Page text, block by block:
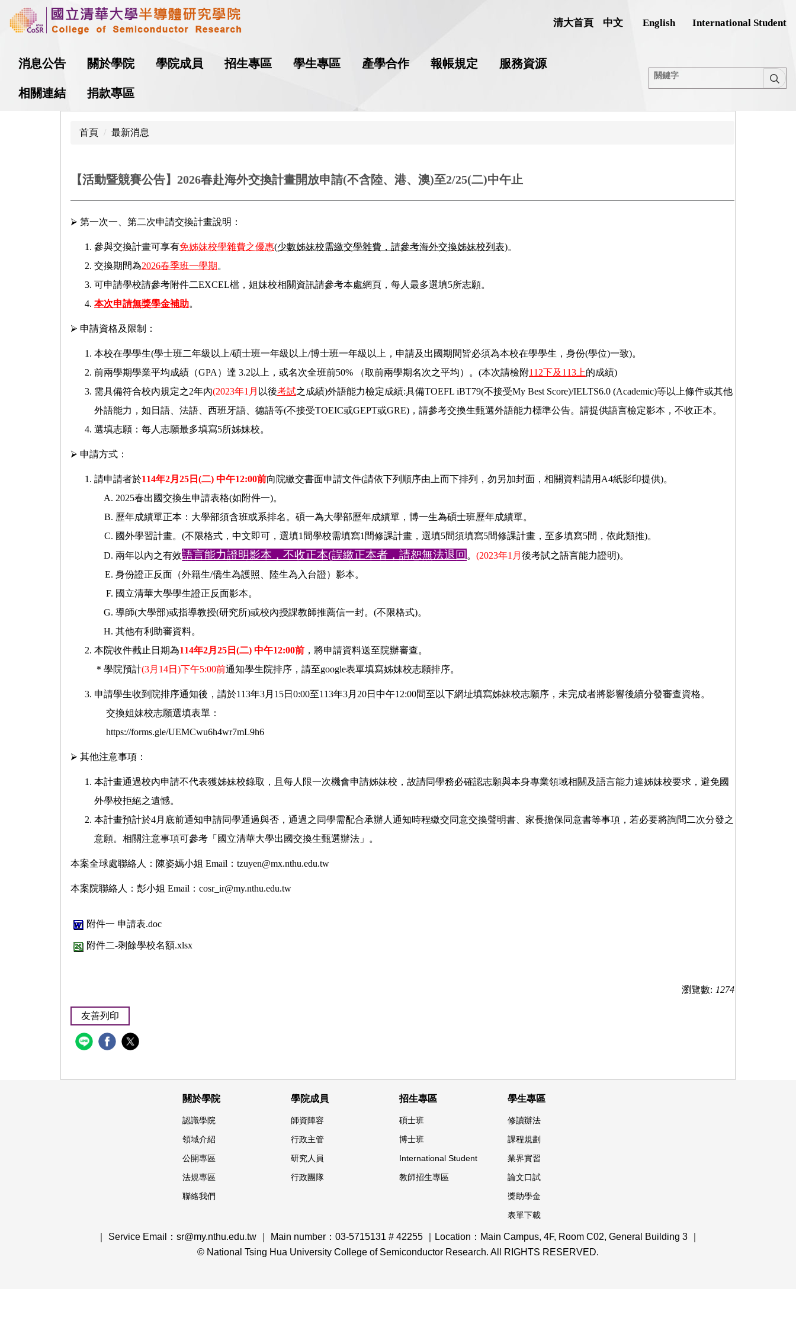
跳
到
清大首頁 中文 English International Student
消息公告 關於學院 學院成員 招生專區 學生專區 產學合作 報帳規定 服務資源
相關連結 捐款專區
首頁 最新消息
【活動暨競賽公告】2026春赴海外交換計畫開放申請(不含陸、港、澳)至2/25(二)中午止
⮚ 第一次一、第二次申請交換計畫說明：
參與交換計畫可享有免姊妹校學雜費之優惠(少數姊妹校需繳交學雜費，請參考海外交換姊妹校列表)。
交換期間為2026春季班一學期 。
可申請學校請參考附件二EXCEL檔，姐妹校相關資訊請參考本處網頁，每人最多選填5所志願。
本次申請無獎學金補助。
⮚ 申請資格及限制：
本校在學學生(學士班二年級以上/碩士班一年級以上/博士班一年級以上，申請及出國期間皆必須為本校在學學生，身份(學位)一致)。
前兩學期學業平均成績（GPA）達 3.2以上，或名次全班前50% （取前兩學期名次之平均）。(本次請檢附112下及113上的成績)
需具備符合校內規定之2年內(2023年1月 以後考試之成績)外語能力檢定成績:具備TOEFL iBT79(不接受My Best Score)/IELTS6.0 (Academic)等以上條件或其他
外語能力，如日語、法語、西班牙語、德語等(不接受TOEIC或GEPT或GRE)，請參考交換生甄選外語能力標準公告。請提供語言檢定影本，不收正本。
選填志願：每人志願最多填寫5所姊妹校。
⮚ 申請方式：
請申請者於114年2月25日(二) 中午12:00前向院繳交書面申請文件(請依下列順序由上而下排列，勿另加封面，相關資料請用A4紙影印提供)。
2025春出國交換生申請表格(如附件一)。
歷年成績單正本：大學部須含班或系排名。碩一為大學部歷年成績單，博一生為碩士班歷年成績單。
國外學習計畫。(不限格式，中文即可，選填1間學校需填寫1間修課計畫，選填5間須填寫5間修課計畫，至多填寫5間，依此類推)。
兩年以內之有效語言能力證明影本，不收正本(誤繳正本者，請恕無法退回 。 (2023年1月 後考試之語言能力證明)。
身份證正反面（外籍生/僑生為護照、陸生為入台證）影本。
國立清華大學學生證正反面影本。
導師(大學部)或指導教授(研究所)或校內授課教師推薦信一封。(不限格式)。
其他有利助審資料。
本院收件截止日期為114年2月25日(二) 中午12:00前 ，將申請資料送至院辦審查。
＊學院預計(3月14日)下午5:00前通知學生院排序，請至google表單填寫姊妹校志願排序。
申請學生收到院排序通知後，請於113年3月15日0:00至113年3月20日中午12:00間至以下網址填寫姊妹校志願序，未完成者將影響後續分發審查資格。
交換姐妹校志願選填表單：
https://forms.gle/UEMCwu6h4wr7mL9h6
⮚ 其他注意事項：
本計畫通過校內申請不代表獲姊妹校錄取，且每人限一次機會申請姊妹校，故請同學務必確認志願與本身專業領域相關及語言能力達姊妹校要求，避免國
外學校拒絕之遺憾。
本計畫預計於4月底前通知申請同學通過與否，通過之同學需配合承辦人通知時程繳交同意交換聲明書、家長擔保同意書等事項，若必要將詢問二次分發之
意願。相關注意事項可參考「國立清華大學出國交換生甄選辦法」。
本案全球處聯絡人：陳姿嫣小姐 Email： tzuyen@mx.nthu.edu.tw
本案院聯絡人：彭小姐 Email： cosr_ir@my.nthu.edu.tw
附件一 申請表.doc
附件二-剩餘學校名額.xlsx
瀏覽數: 1274
友善列印
關於學院
認識學院
領域介紹
公開專區
法規專區
聯絡我們
學院成員
師資陣容
行政主管
研究人員
行政團隊
招生專區
碩士班
博士班
International Student
教師招生專區
學生專區
修讀辦法
課程規劃
業界實習
論文口試
獎助學金
表單下載
｜ Service Email：sr@my.nthu.edu.tw ｜ Main number：03-5715131 # 42255 ｜Location：Main Campus, 4F, Room C02, General Building 3 ｜
© National Tsing Hua University College of Semiconductor Research. All RIGHTS RESERVED.